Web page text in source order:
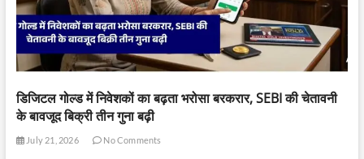
डिजिटल गोल्ड में निवेशकों का बढ़ता भरोसा बरकरार, SEBI की चेतावनी
के बावजूद बिक्री तीन गुना बढ़ी
July 21, 2026 No Comments